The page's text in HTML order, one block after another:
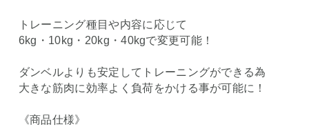
トレーニング種目や内容に応じて
6kg・10kg・20kg・40kgで変更可能！
ダンベルよりも安定してトレーニングができる為
大きな筋肉に効率よく負荷をかける事が可能に！
《商品仕様》